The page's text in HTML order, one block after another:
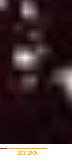
試し読み